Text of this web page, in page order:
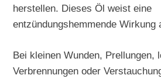
herstellen. Dieses Öl weist eine
entzündungshemmende Wirkung
Bei kleinen Wunden, Prellungen,
Verbrennungen oder